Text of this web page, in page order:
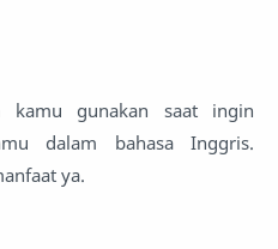
kamu gunakan saat ingin
dalam bahasa Inggris.
ya.